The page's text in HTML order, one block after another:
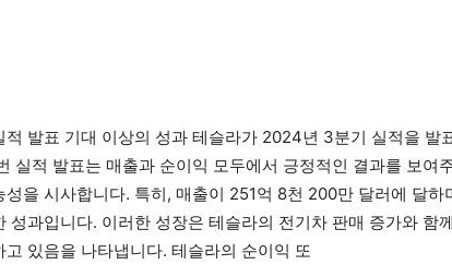
적 발표 기대 이상의 성과 테슬라가 2024년 3분기 실적을 발
실적 발표는 매출과 순이익 모두에서 긍정적인 결과를 보여
성을 시사합니다. 특히, 매출이 251억 8천 200만 달러에 달하
성과입니다. 이러한 성장은 테슬라의 전기차 판매 증가와 함
고 있음을 나타냅니다. 테슬라의 순이익 또